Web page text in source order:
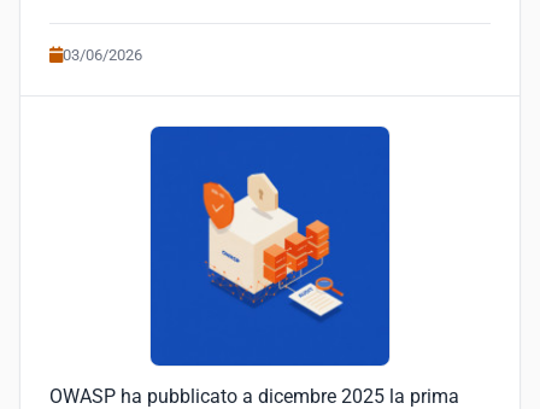
03/06/2026
OWASP ha pubblicato a dicembre 2025 la prima